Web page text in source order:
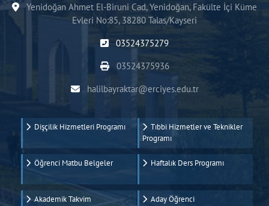
Yenidoğan Ahmet El-Biruni Cad, Yenidoğan, Fakülte İçi Küme
Evleri No:85, 38280 Talas/Kayseri
03524375279
03524375936
halilbayraktar@erciyes.edu.tr
Dişçilik Hizmetleri Programı
Tıbbi Hizmetler ve Teknikler
Programı
Öğrenci Matbu Belgeler Haftalık Ders Programı
Akademik Takvim Aday Öğrenci